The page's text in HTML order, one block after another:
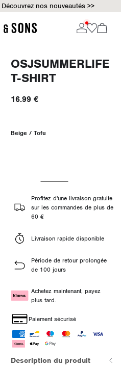
nos nouveautés >>
OSJSUMMERLIFE
T-SHIRT
16.99 €
Beige / Tofu
Profitez d'une livraison gratuite
sur les commandes de plus de
60 €
Livraison rapide disponible
Période de retour prolongée
de 100 jours
Achetez maintenant, payez
plus tard.
Paiement sécurisé
Description du produit